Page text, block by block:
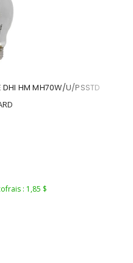
DHI HM MH70W/U/PSSTD
: 1,85 $